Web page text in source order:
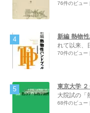
76件のビュー
新編 熱物
れて以来、
70件のビュー
東京大学
大院試の「
68件のビュー